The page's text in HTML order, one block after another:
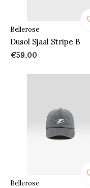
Bellerose
Dusol Sjaal Stripe B
€59,00
Bellerose